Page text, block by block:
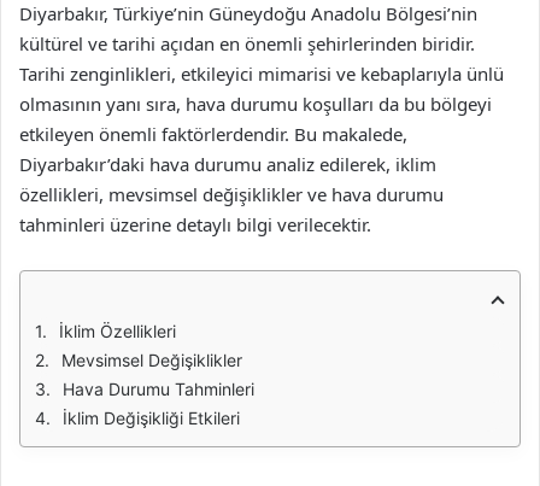
Diyarbakır, Türkiye’nin Güneydoğu Anadolu Bölgesi’nin
kültürel ve tarihi açıdan en önemli şehirlerinden biridir.
Tarihi zenginlikleri, etkileyici mimarisi ve kebaplarıyla ünlü
olmasının yanı sıra, hava durumu koşulları da bu bölgeyi
etkileyen önemli faktörlerdendir. Bu makalede,
Diyarbakır’daki hava durumu analiz edilerek, iklim
özellikleri, mevsimsel değişiklikler ve hava durumu
tahminleri üzerine detaylı bilgi verilecektir.
İklim Özellikleri
Mevsimsel Değişiklikler
Hava Durumu Tahminleri
İklim Değişikliği Etkileri